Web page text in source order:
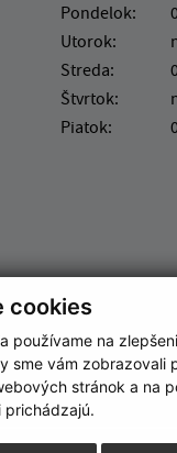
cookies
používame na
sme vám zobrazovali
stránok a na
prichádzajú.
reCaptcha
Pondelok:
Utorok:
Streda:
Štvrtok:
Piatok: